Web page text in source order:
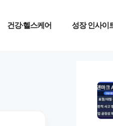
건강·헬스케어 성장 인사이